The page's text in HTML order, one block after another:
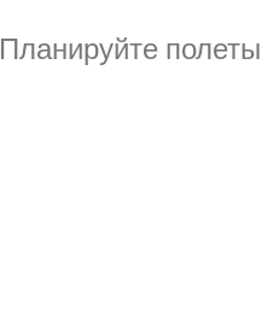
Планируйте полеты